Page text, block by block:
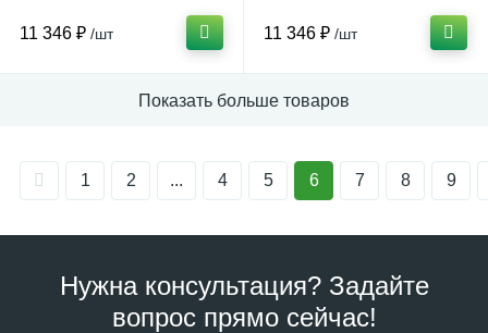
11 346 ₽ /шт 11 346 ₽ /шт
Показать больше товаров
1 2 ... 4 5 6 7 8 9
Нужна консультация? Задайте
вопрос прямо сейчас!